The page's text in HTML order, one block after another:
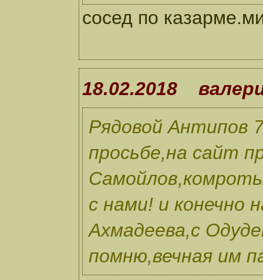
сосед по
18.02.2018
Рядовой Антипов
просьбе,на сайт
с нами! и конечно
Ахмадеева,с
помню,вечная им